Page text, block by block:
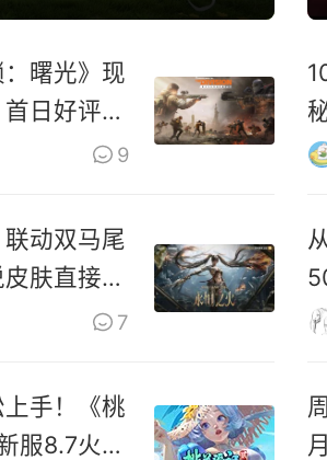
曙光》现
日好评率
9
联动双马尾
肤直接免
7
手！《桃
服8.7火爆